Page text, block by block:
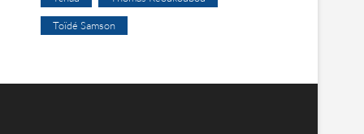
Toïdé Samson